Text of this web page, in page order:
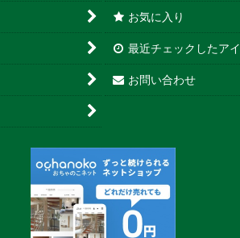
お気に入り
最近チェックしたア
お問い合わせ